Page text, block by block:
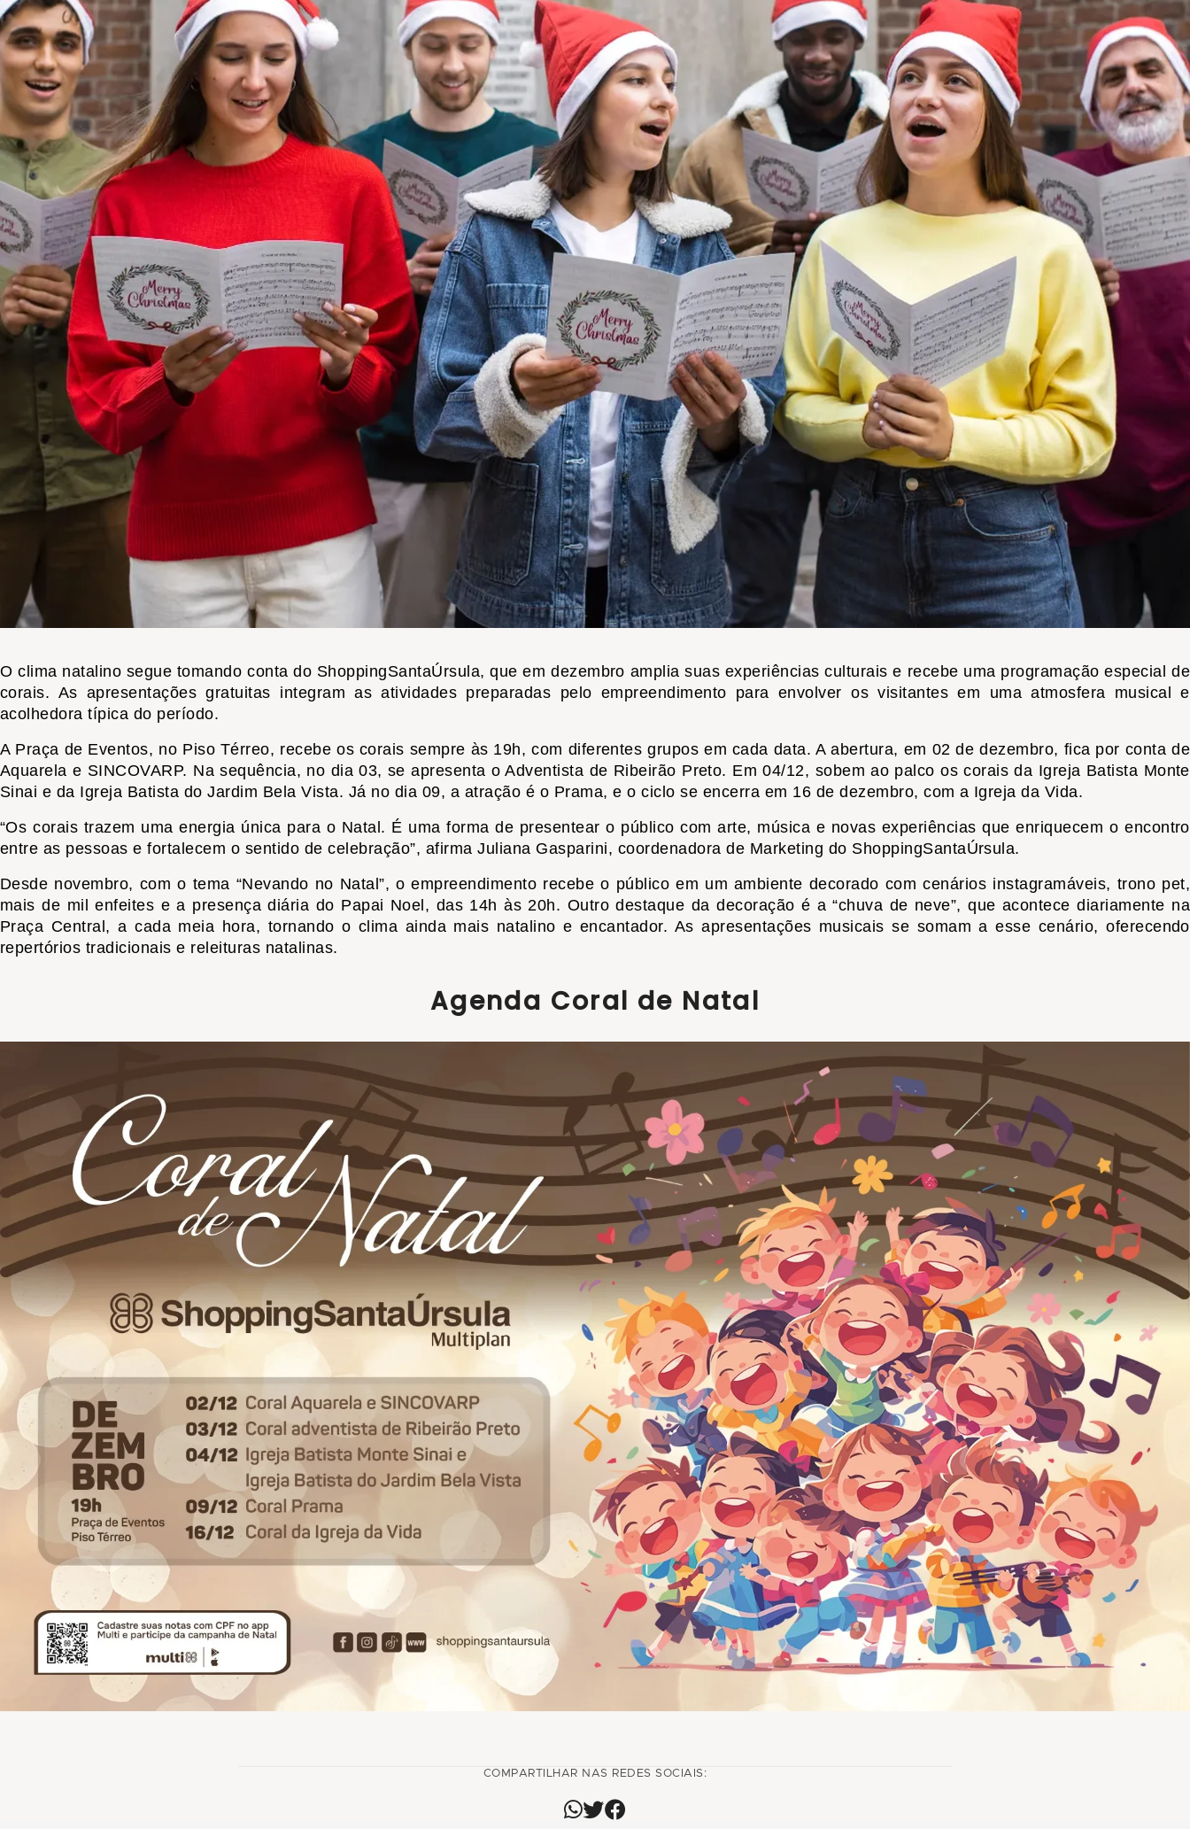
O clima natalino segue tomando conta do ShoppingSantaÚrsula, que em dezembro amplia suas experiências culturais e recebe uma programação especial de
corais. As apresentações gratuitas integram as atividades preparadas pelo empreendimento para envolver os visitantes em uma atmosfera musical e
acolhedora típica do período.
A Praça de Eventos, no Piso Térreo, recebe os corais sempre às 19h, com diferentes grupos em cada data. A abertura, em 02 de dezembro, fica por conta de
Aquarela e SINCOVARP. Na sequência, no dia 03, se apresenta o Adventista de Ribeirão Preto. Em 04/12, sobem ao palco os corais da Igreja Batista Monte
Sinai e da Igreja Batista do Jardim Bela Vista. Já no dia 09, a atração é o Prama, e o ciclo se encerra em 16 de dezembro, com a Igreja da Vida.
“Os corais trazem uma energia única para o Natal. É uma forma de presentear o público com arte, música e novas experiências que enriquecem o encontro
entre as pessoas e fortalecem o sentido de celebração”, afirma Juliana Gasparini, coordenadora de Marketing do ShoppingSantaÚrsula.
Desde novembro, com o tema “Nevando no Natal”, o empreendimento recebe o público em um ambiente decorado com cenários instagramáveis, trono pet,
mais de mil enfeites e a presença diária do Papai Noel, das 14h às 20h. Outro destaque da decoração é a “chuva de neve”, que acontece diariamente na
Praça Central, a cada meia hora, tornando o clima ainda mais natalino e encantador. As apresentações musicais se somam a esse cenário, oferecendo
repertórios tradicionais e releituras natalinas.
Agenda Coral de Natal
COMPARTILHAR NAS REDES SOCIAIS: